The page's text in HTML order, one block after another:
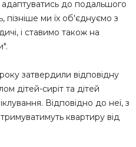
до подальшого
пізніше ми їх об'єднуємо з
і ставимо також на
затвердили відповідну
дітей-сиріт та дітей
Відповідно до неї, з
квартиру від